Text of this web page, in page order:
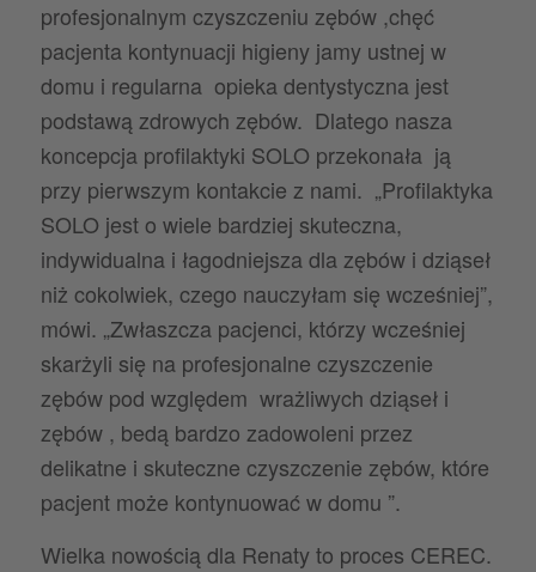
profesjonalnym czyszczeniu zębów ,chęć
pacjenta kontynuacji higieny jamy ustnej w
domu i regularna opieka dentystyczna jest
podstawą zdrowych zębów. Dlatego nasza
koncepcja profilaktyki SOLO przekonała ją
przy pierwszym kontakcie z nami. „Profilaktyka
SOLO jest o wiele bardziej skuteczna,
indywidualna i łagodniejsza dla zębów i dziąseł
niż cokolwiek, czego nauczyłam się wcześniej”,
mówi. „Zwłaszcza pacjenci, którzy wcześniej
skarżyli się na profesjonalne czyszczenie
zębów pod względem wrażliwych dziąseł i
zębów , bedą bardzo zadowoleni przez
delikatne i skuteczne czyszczenie zębów, które
pacjent może kontynuować w domu ”.
Wielka nowością dla Renaty to proces CEREC.